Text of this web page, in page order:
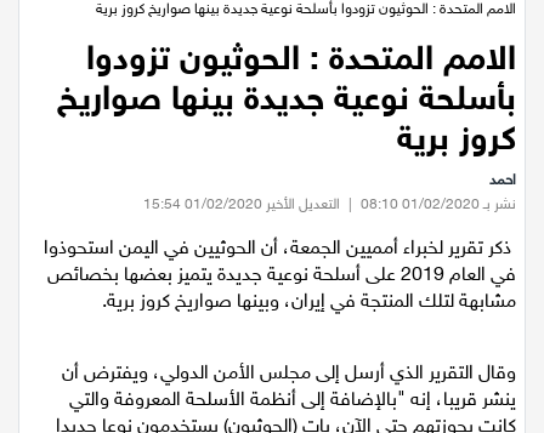
عيلبون
دير حنا
سخنين
عرابة
اخبار عالمية
رياضة محلية
الرئيسية / عالميات
/
الامم المتحدة : الحوثيون تزودوا
بأسلحة نوعية جديدة بينها صواريخ
كروز برية
احمد
ذكر تقرير لخبراء أمميين الجمعة، أن الحوثيين في اليمن استحوذوا
في العام 2019 على أسلحة نوعية جديدة يتميز بعضها بخصائص
وقال التقرير الذي أرسل إلى مجلس الأمن الدولي، ويفترض أن
ينشر قريبا، إنه "بالإضافة إلى أنظمة الأسلحة المعروفة والتي